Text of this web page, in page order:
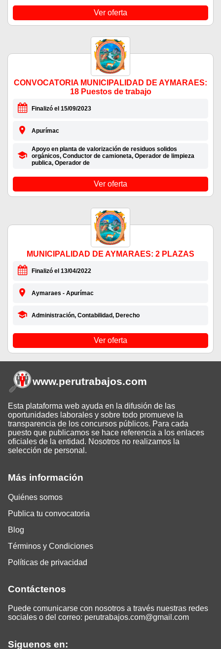
Ver oferta
CONVOCATORIA MUNICIPALIDAD DE AYMARAES:
18 Puestos de trabajo
Finalizó el 15/09/2023
Apurímac
Apoyo en planta de valorización de residuos solidos
orgánicos, Conductor de camioneta, Operador de limpieza
publica, Operador de
Ver oferta
MUNICIPALIDAD DE AYMARAES: 2 PLAZAS
Finalizó el 13/04/2022
Aymaraes - Apurímac
Administración, Contabilidad, Derecho
Ver oferta
Más información
Quiénes somos
Publica tu convocatoria
Blog
Términos y Condiciones
Políticas de privacidad
Contáctenos
Puede comunicarse con nosotros a través nuestras redes
sociales o del correo: perutrabajos.com@gmail.com
Siguenos en:
www.perutrabajos.com
Esta plataforma web ayuda en la difusión de las
oportunidades laborales y sobre todo promueve la
transparencia de los concursos públicos. Para cada
puesto que publicamos se hace referencia a los enlaces
oficiales de la entidad. Nosotros no realizamos la
selección de personal.